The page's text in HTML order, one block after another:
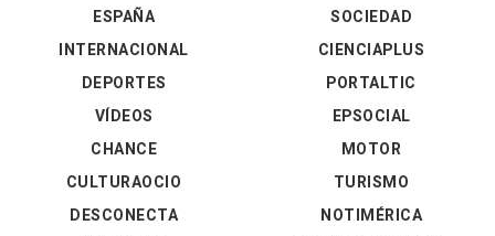
ESPAÑA
INTERNACIONAL
DEPORTES
VÍDEOS
SOCIEDAD
CIENCIAPLUS
PORTALTIC
EPSOCIAL
CHANCE
CULTURAOCIO
DESCONECTA
MOTOR
TURISMO
NOTIMÉRICA